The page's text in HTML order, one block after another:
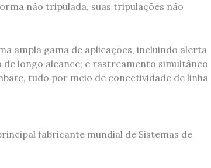
não tripulada, suas tripulações não
ampla gama de aplicações, incluindo alerta
longo alcance; e rastreamento simultâneo
tudo por meio de conectividade de linha
fabricante mundial de Sistemas de